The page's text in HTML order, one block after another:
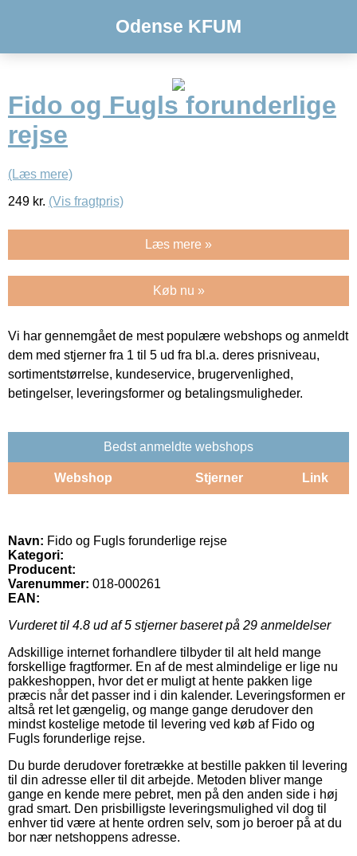
Odense KFUM
Fido og Fugls forunderlige
rejse
(Læs mere)
249 kr. (Vis fragtpris)
Læs mere »
Køb nu »
Vi har gennemgået de mest populære webshops og anmeldt
dem med stjerner fra 1 til 5 ud fra bl.a. deres prisniveau,
sortimentstørrelse, kundeservice, brugervenlighed,
betingelser, leveringsformer og betalingsmuligheder.
Bedst anmeldte webshops
Webshop Stjerner Link
Navn: Fido og Fugls forunderlige rejse
Kategori:
Producent:
Varenummer: 018-000261
EAN:
Vurderet til 4.8 ud af 5 stjerner baseret på 29 anmeldelser
Adskillige internet forhandlere tilbyder til alt held mange
forskellige fragtformer. En af de mest almindelige er lige nu
pakkeshoppen, hvor det er muligt at hente pakken lige
præcis når det passer ind i din kalender. Leveringsformen er
altså ret let gængelig, og mange gange derudover den
mindst kostelige metode til levering ved køb af Fido og
Fugls forunderlige rejse.
Du burde derudover foretrække at bestille pakken til levering
til din adresse eller til dit arbejde. Metoden bliver mange
gange en kende mere pebret, men på den anden side i høj
grad smart. Den prisbilligste leveringsmulighed vil dog til
enhver tid være at hente ordren selv, som jo beroer på at du
bor nær netshoppens adresse.